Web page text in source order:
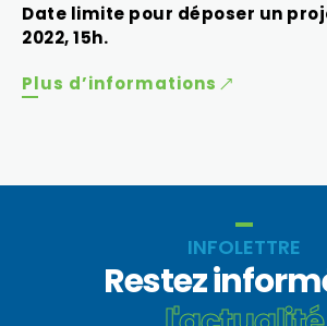
Date limite pour déposer un
2022, 15h.
Plus d’informations
INFOLETTRE
Restez